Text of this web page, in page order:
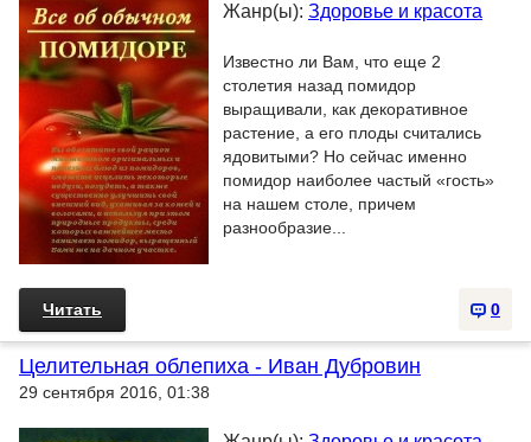
Жанр(ы): Здоровье и красота
Известно ли Вам, что еще 2
столетия назад помидор
выращивали, как декоративное
растение, а его плоды считались
ядовитыми? Но сейчас именно
помидор наиболее частый «гость»
на нашем столе, причем
разнообразие...
0
Читать
Целительная облепиха - Иван Дубровин
29 сентября 2016, 01:38